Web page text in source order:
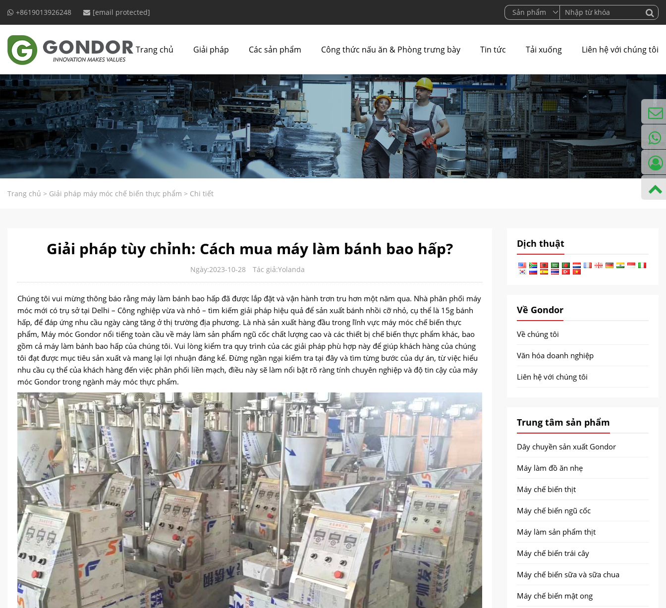
+8619013926248 [email protected]
Trang chủ Giải pháp Các sản phẩm Công thức nấu ăn & Phòng trưng bày Tin tức Tải xuống Liên hệ với chúng tôi
Trang chủ > Giải pháp máy móc chế biến thực phẩm > Chi tiết
Giải pháp tùy chỉnh: Cách mua máy làm bánh bao hấp?
Ngày:2023-10-28 Tác giả:Yolanda
Chúng tôi vui mừng thông báo rằng máy làm bánh bao hấp đã được lắp đặt và vận hành trơn tru hơn một năm qua. Nhà phân phối máy
móc mới có trụ sở tại Delhi – Công nghiệp vừa và nhỏ – tìm kiếm giải pháp hiệu quả để sản xuất bánh nhồi cỡ nhỏ, cụ thể là 15g bánh
hấp, để đáp ứng nhu cầu ngày càng tăng ở thị trường địa phương. Là nhà sản xuất hàng đầu trong lĩnh vực máy móc chế biến thực
phẩm, Máy móc Gondor nổi tiếng toàn cầu về máy làm sản phẩm ngũ cốc chất lượng cao và các thiết bị chế biến thực phẩm khác, bao
gồm cả máy làm bánh bao hấp của chúng tôi. Vui lòng kiểm tra quy trình của các giải pháp phù hợp này để giúp khách hàng của chúng
tôi đạt được mục tiêu sản xuất và mang lại lợi nhuận đáng kể. Đừng ngần ngại kiểm tra tại đây và tìm từng bước của dự án, từ việc hiểu
nhu cầu cụ thể của khách hàng đến việc phân phối liền mạch, điều này sẽ làm nổi bật rõ ràng tính chuyên nghiệp và độ tin cậy của máy
móc Gondor trong ngành máy móc thực phẩm.
Dịch thuật
Về Gondor
Về chúng tôi
Văn hóa doanh nghiệp
Liên hệ với chúng tôi
Trung tâm sản phẩm
Dây chuyền sản xuất Gondor
Máy làm đồ ăn nhẹ
Máy chế biến thịt
Máy chế biến ngũ cốc
Máy làm sản phẩm thịt
Máy chế biến trái cây
Máy chế biến sữa và sữa chua
Máy chế biến mật ong